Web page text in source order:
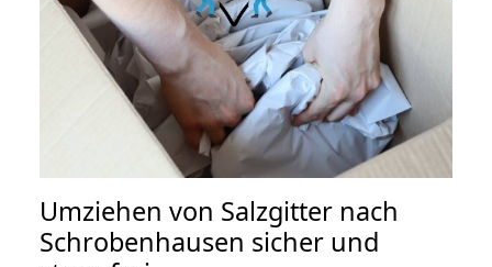
Umziehen von Salzgitter nach
Schrobenhausen sicher und